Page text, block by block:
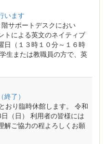
います
サポートデスクにおい
トによる英文のネイティブ
日（１３時１０分～１６時
生または教職員の方で、英
了）
おり臨時休館します。 令和
（日） 利用者の皆様には
解ご協力の程よろしくお願